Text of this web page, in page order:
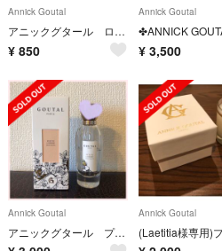
Annick Goutal
アニックグタール ローズ ポンポン オードトワレ1.5ml
¥ 850
Annick Goutal
¥ 3,500
Annick Goutal
アニックグタール プチシェリー
Annick Goutal